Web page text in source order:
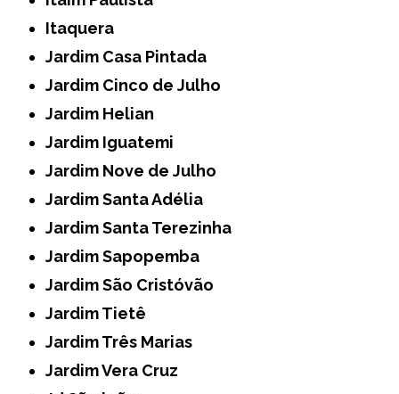
Itaquera
Jardim Casa Pintada
Jardim Cinco de Julho
Jardim Helian
Jardim Iguatemi
Jardim Nove de Julho
Jardim Santa Adélia
Jardim Santa Terezinha
Jardim Sapopemba
Jardim São Cristóvão
Jardim Tietê
Jardim Três Marias
Jardim Vera Cruz